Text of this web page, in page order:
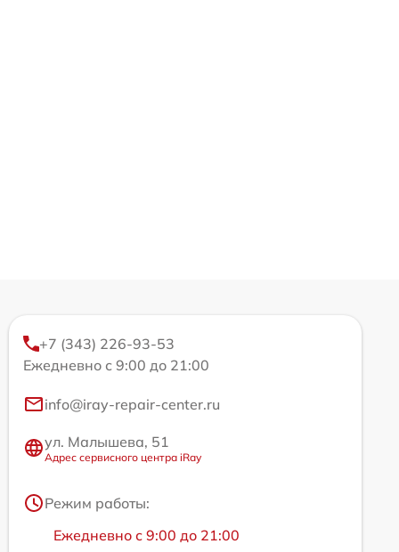
+7 (343) 226-93-53
Ежедневно с 9:00 до 21:00
info@iray-repair-center.ru
ул. Малышева, 51
Адрес сервисного центра iRay
Режим работы:
Ежедневно с 9:00 до 21:00